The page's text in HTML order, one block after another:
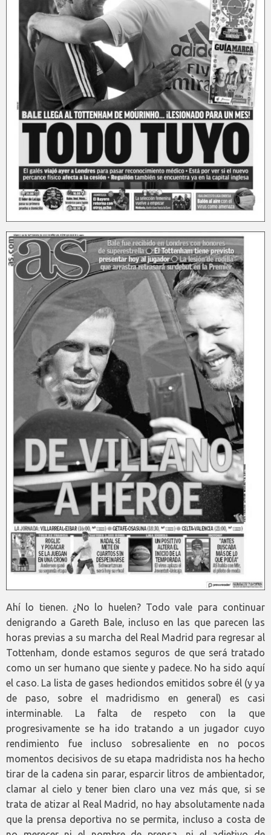
Ahí lo tienen. ¿No lo huelen? Todo vale para continuar
denigrando a Gareth Bale, incluso en las que parecen las
horas previas a su marcha del Real Madrid para regresar al
Tottenham, donde estamos seguros de que será tratado
como un ser humano que siente y padece. No ha sido aquí
el caso. La lista de gases hediondos emitidos sobre él (y ya
de paso, sobre el madridismo en general) es casi
interminable. La falta de respeto con la que
progresivamente se ha ido tratando a un jugador cuyo
rendimiento fue incluso sobresaliente en no pocos
momentos decisivos de su etapa madridista nos ha hecho
tirar de la cadena sin parar, esparcir litros de ambientador,
clamar al cielo y tener bien claro una vez más que, si se
trata de atizar al Real Madrid, no hay absolutamente nada
que la prensa deportiva no se permita, incluso a costa de